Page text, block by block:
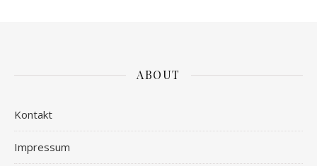
ABOUT
Kontakt
Impressum